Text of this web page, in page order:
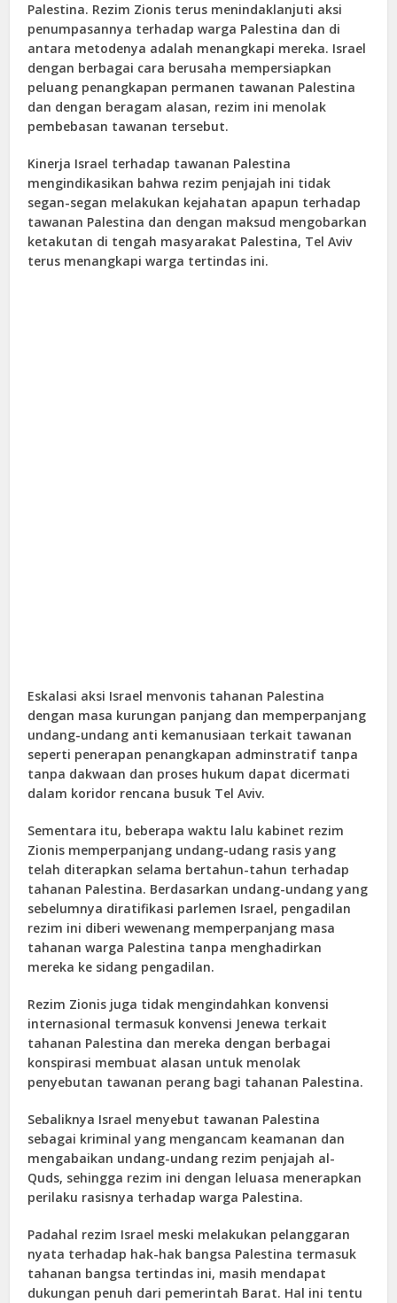
Palestina. Rezim Zionis terus menindaklanjuti aksi
penumpasannya terhadap warga Palestina dan di
antara metodenya adalah menangkapi mereka. Israel
dengan berbagai cara berusaha mempersiapkan
peluang penangkapan permanen tawanan Palestina
dan dengan beragam alasan, rezim ini menolak
pembebasan tawanan tersebut.
Kinerja Israel terhadap tawanan Palestina
mengindikasikan bahwa rezim penjajah ini tidak
segan-segan melakukan kejahatan apapun terhadap
tawanan Palestina dan dengan maksud mengobarkan
ketakutan di tengah masyarakat Palestina, Tel Aviv
terus menangkapi warga tertindas ini.
Eskalasi aksi Israel menvonis tahanan Palestina
dengan masa kurungan panjang dan memperpanjang
undang-undang anti kemanusiaan terkait tawanan
seperti penerapan penangkapan adminstratif tanpa
tanpa dakwaan dan proses hukum dapat dicermati
dalam koridor rencana busuk Tel Aviv.
Sementara itu, beberapa waktu lalu kabinet rezim
Zionis memperpanjang undang-udang rasis yang
telah diterapkan selama bertahun-tahun terhadap
tahanan Palestina. Berdasarkan undang-undang yang
sebelumnya diratifikasi parlemen Israel, pengadilan
rezim ini diberi wewenang memperpanjang masa
tahanan warga Palestina tanpa menghadirkan
mereka ke sidang pengadilan.
Rezim Zionis juga tidak mengindahkan konvensi
internasional termasuk konvensi Jenewa terkait
tahanan Palestina dan mereka dengan berbagai
konspirasi membuat alasan untuk menolak
penyebutan tawanan perang bagi tahanan Palestina.
Sebaliknya Israel menyebut tawanan Palestina
sebagai kriminal yang mengancam keamanan dan
mengabaikan undang-undang rezim penjajah al-
Quds, sehingga rezim ini dengan leluasa menerapkan
perilaku rasisnya terhadap warga Palestina.
Padahal rezim Israel meski melakukan pelanggaran
nyata terhadap hak-hak bangsa Palestina termasuk
tahanan bangsa tertindas ini, masih mendapat
dukungan penuh dari pemerintah Barat. Hal ini tentu